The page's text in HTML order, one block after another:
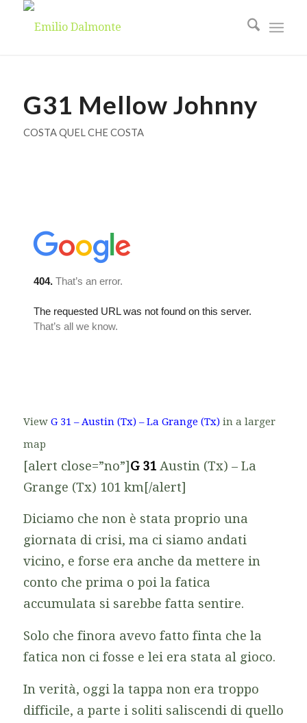
G31 Mellow Johnny
COSTA QUEL CHE COSTA
View G 31 – Austin (Tx) – La Grange (Tx)in a larger
map
[alert close=”no”]G 31 Austin (Tx) – La
Grange (Tx) 101 km[/alert]
Diciamo che non è stata proprio una
giornata di crisi, ma ci siamo andati
vicino, e forse era anche da mettere in
conto che prima o poi la fatica
accumulata si sarebbe fatta sentire.
Solo che finora avevo fatto finta che la
fatica non ci fosse e lei era stata al gioco.
In verità, oggi la tappa non era troppo
difficile, a parte i soliti saliscendi di quello